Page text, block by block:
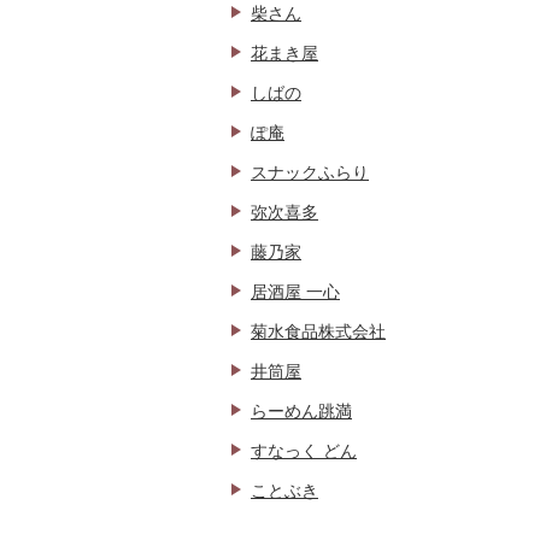
柴さん
花まき屋
しばの
ぽ庵
スナックふらり
弥次喜多
藤乃家
居酒屋 一心
菊水食品株式会社
井筒屋
らーめん跳満
すなっく どん
ことぶき